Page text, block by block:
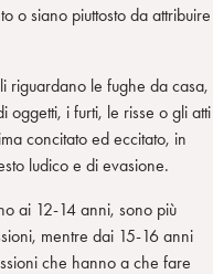
o siano piuttosto da attribuire
riguardano le fughe da casa,
oggetti, i furti, le risse o gli atti
concitato ed eccitato, in
ludico e di evasione.
ai 12-14 anni, sono più
mentre dai 15-16 anni
che hanno a che fare